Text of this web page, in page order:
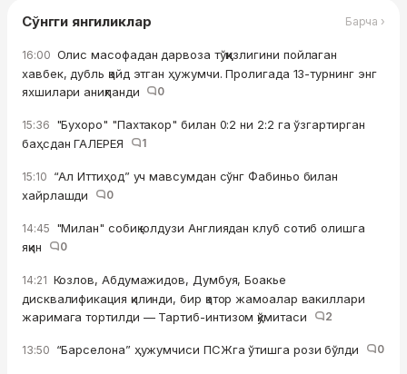
Сўнгги янгиликлар Барча ›
16:00 Олис масофадан дарвоза тўққизлигини пойлаган
хавбек, дубль қайд этган ҳужумчи. Пролигада 13-турнинг энг
яхшилари аниқланди
0
15:36 "Бухоро" "Пахтакор" билан 0:2 ни 2:2 га ўзгартирган
баҳсдан ГАЛЕРЕЯ
1
15:10 “Ал Иттиҳод” уч мавсумдан сўнг Фабиньо билан
хайрлашди
0
14:45 "Милан" собиқ юлдузи Англиядан клуб сотиб олишга
яқин
0
14:21 Козлов, Абдумажидов, Думбуя, Боакье
дисквалификация қилинди, бир қатор жамоалар вакиллари
жаримага тортилди — Тартиб-интизом қўмитаси
2
13:50 “Барселона” ҳужумчиси ПСЖга ўтишга рози бўлди 0